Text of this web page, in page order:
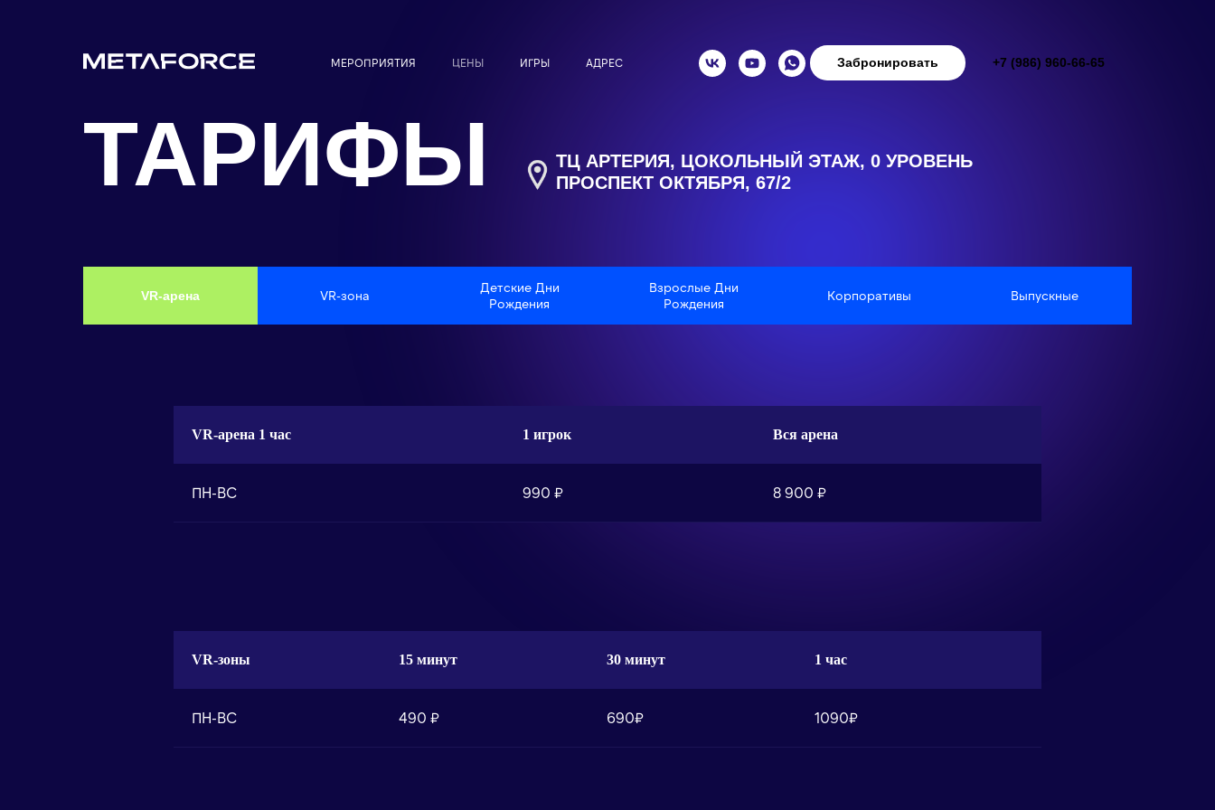
МЕРОПРИЯТИЯ ЦЕНЫ ИГРЫ АДРЕС Забронировать +7 (986) 960-66-65
ТАРИФЫ
ТЦ АРТЕРИЯ, ЦОКОЛЬНЫЙ ЭТАЖ, 0 УРОВЕНЬ
ПРОСПЕКТ ОКТЯБРЯ, 67/2​
VR-арена VR-зона
Детские Дни
Рождения
Взрослые Дни
Рождения
Корпоративы Выпускные
VR-арена 1 час 1 игрок Вся арена
ПН-ВС 990 ₽ 8 900 ₽
VR-зоны 15 минут 30 минут 1 час
ПН-ВС 490 ₽ 690₽ 1090₽